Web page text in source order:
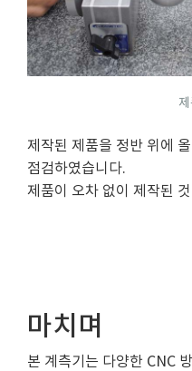
제작된 제품을 정반 위에
점검하였습니다.
제품이 오차 없이 제작된
마치며
본 계측기는 다양한 CNC